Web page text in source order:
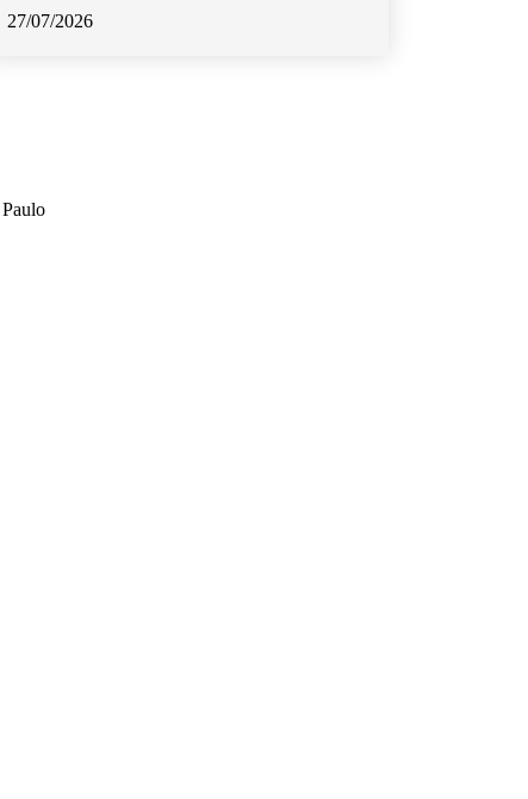
27/07/2026